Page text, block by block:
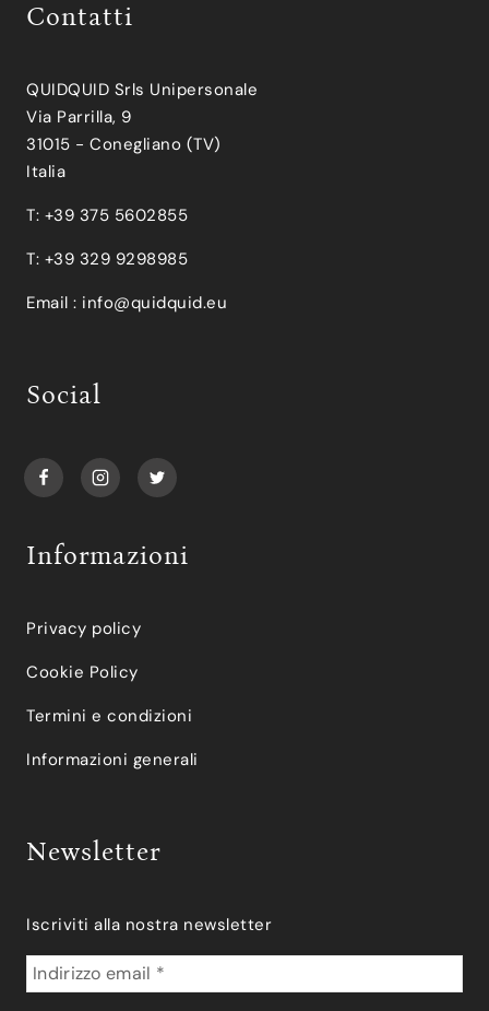
Contatti
QUIDQUID Srls Unipersonale
Via Parrilla, 9
31015 - Conegliano (TV)
Italia
T: +39 375 5602855
T: +39 329 9298985
Email : info@quidquid.eu
Social
Informazioni
Privacy policy
Cookie Policy
Termini e condizioni
Informazioni generali
Newsletter
Iscriviti alla nostra newsletter